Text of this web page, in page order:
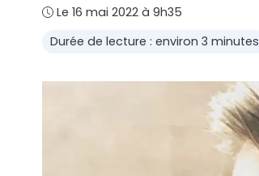
Le 16 mai 2022 à 9h35
Durée de lecture : environ 3 minutes